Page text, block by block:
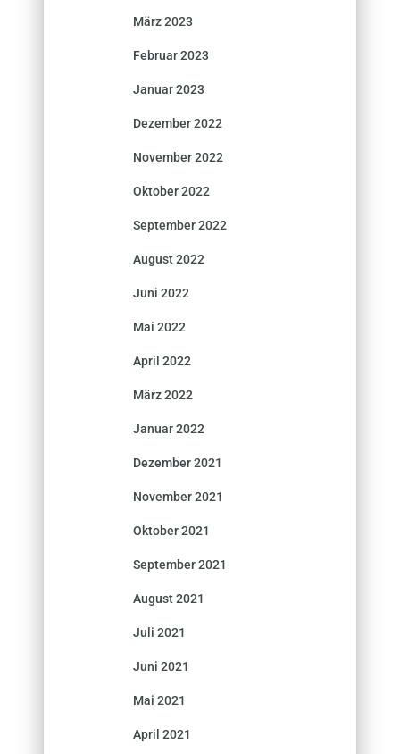
März 2023
Februar 2023
Januar 2023
Dezember 2022
November 2022
Oktober 2022
September 2022
August 2022
Juni 2022
Mai 2022
April 2022
März 2022
Januar 2022
Dezember 2021
November 2021
Oktober 2021
September 2021
August 2021
Juli 2021
Juni 2021
Mai 2021
April 2021